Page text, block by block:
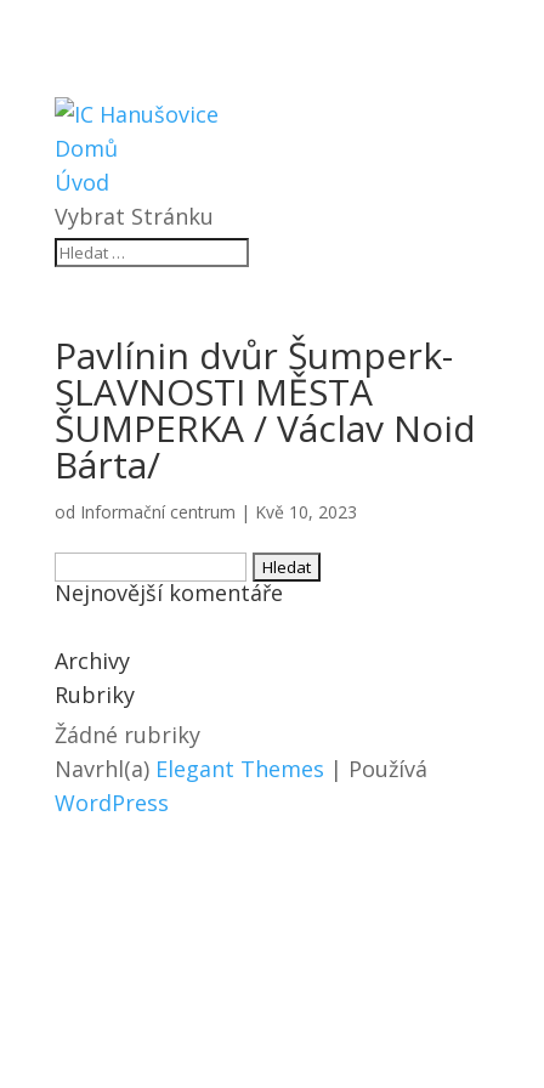
Domů
Úvod
Vybrat Stránku
Pavlínin dvůr Šumperk-
SLAVNOSTI MĚSTA
ŠUMPERKA / Václav Noid
Bárta/
od Informační centrum | Kvě 10, 2023
Vyhledávání
Nejnovější komentáře
Archivy
Rubriky
Žádné rubriky
Navrhl(a) Elegant Themes | Používá
WordPress